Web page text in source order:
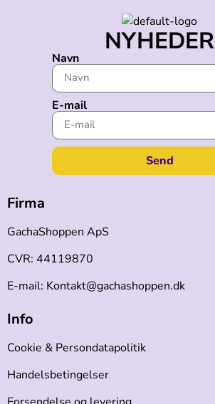
NYHEDER
Navn
E-mail
Send
Firma
GachaShoppen ApS
CVR: 44119870
E-mail: Kontakt@gachashoppen.dk
Info
Cookie & Persondatapolitik
Handelsbetingelser